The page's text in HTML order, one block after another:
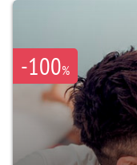
-100%